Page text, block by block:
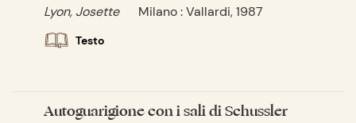
Lyon, Josette Milano : Vallardi, 1987
Testo
Autoguarigione con i sali di Schussler